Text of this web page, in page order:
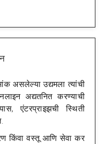
असलेल्या उद्यमला त्यांची
अद्यतनित करण्याची
एंटरप्राइझची स्थिती
किंवा वस्तू आणि सेवा कर